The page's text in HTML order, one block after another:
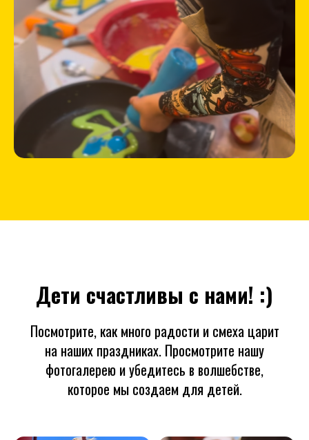
Дети счастливы с нами! :)
Посмотрите, как много радости и смеха царит
на наших праздниках. Просмотрите нашу
фотогалерею и убедитесь в волшебстве,
которое мы создаем для детей.